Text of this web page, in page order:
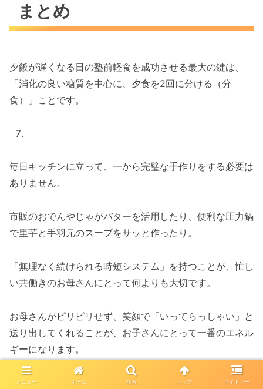
まとめ
夕飯が遅くなる日の塾前軽食を成功させる最大の鍵は、
「消化の良い糖質を中心に、夕食を2回に分ける（分
食）」ことです。
毎日キッチンに立って、一から完璧な手作りをする必要は
ありません。
市販のおでんやじゃがバターを活用したり、便利な圧力鍋
で里芋と手羽元のスープをサッと作ったり。
「無理なく続けられる時短システム」を持つことが、忙し
い共働きのお母さんにとって何よりも大切です。
お母さんがピリピリせず、笑顔で「いってらっしゃい」と
送り出してくれることが、お子さんにとって一番のエネル
ギーになります。
「今週は仕事が忙しすぎて献立を考える気力すらない…」
メニュー ホーム 検索 トップ サイドバー